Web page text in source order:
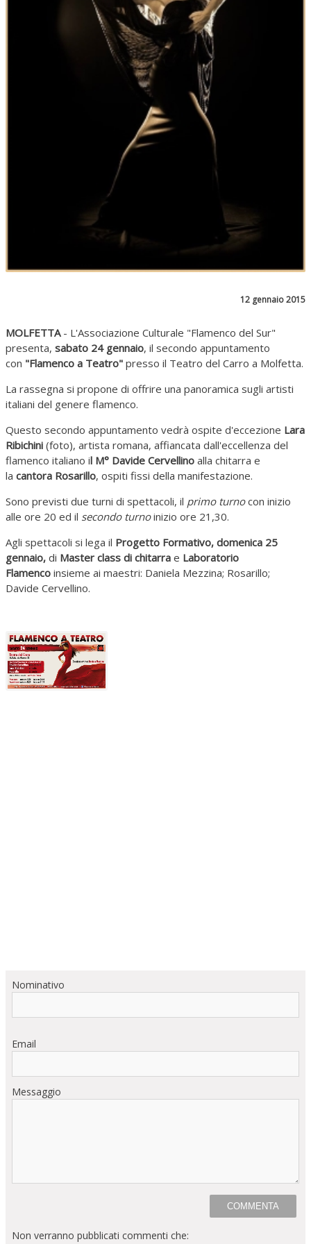
12 gennaio 2015
MOLFETTA - L'Associazione Culturale "Flamenco del Sur"
presenta, sabato 24 gennaio, il secondo appuntamento
con "Flamenco a Teatro" presso il Teatro del Carro a Molfetta.
La rassegna si propone di offrire una panoramica sugli artisti
italiani del genere flamenco.
Questo secondo appuntamento vedrà ospite d'eccezione Lara
Ribichini (foto), artista romana, affiancata dall'eccellenza del
flamenco italiano il M° Davide Cervellino alla chitarra e
la cantora Rosarillo, ospiti fissi della manifestazione.
Sono previsti due turni di spettacoli, il primo turnocon inizio
alle ore 20 ed il secondo turnoinizio ore 21,30.
Agli spettacoli si lega il Progetto Formativo, domenica 25
gennaio, di Master class di chitarra e Laboratorio
Flamenco insieme ai maestri: Daniela Mezzina; Rosarillo;
Davide Cervellino.
Nominativo
Email
Messaggio
Non verranno pubblicati commenti che: